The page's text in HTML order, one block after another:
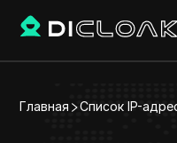
Главная Список IP-